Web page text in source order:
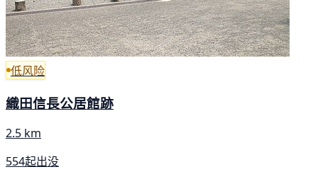
低风险
織田信長公居館跡
2.5 km
554起出没